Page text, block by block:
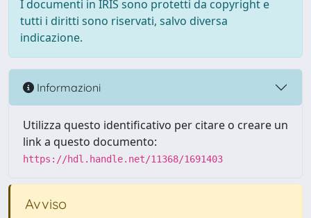
I documenti in IRIS sono protetti da copyright e
tutti i diritti sono riservati, salvo diversa
indicazione.
Informazioni
Utilizza questo identificativo per citare o creare un
link a questo documento:
https://hdl.handle.net/11368/1691403
Avviso